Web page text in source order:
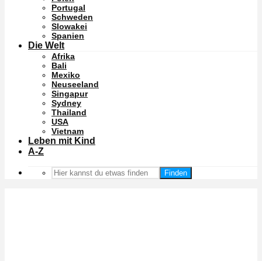
Portugal
Schweden
Slowakei
Spanien
Die Welt
Afrika
Bali
Mexiko
Neuseeland
Singapur
Sydney
Thailand
USA
Vietnam
Leben mit Kind
A-Z
Finden